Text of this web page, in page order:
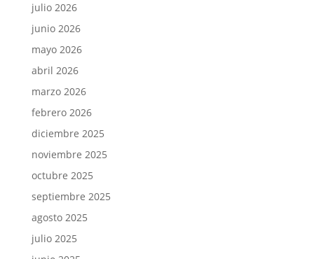
julio 2026
junio 2026
mayo 2026
abril 2026
marzo 2026
febrero 2026
diciembre 2025
noviembre 2025
octubre 2025
septiembre 2025
agosto 2025
julio 2025